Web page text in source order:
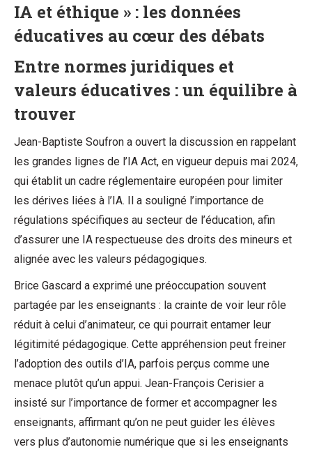
IA et éthique » : les données
éducatives au cœur des débats
Entre normes juridiques et
valeurs éducatives : un équilibre à
trouver
Jean-Baptiste Soufron a ouvert la discussion en rappelant
les grandes lignes de l’IA Act, en vigueur depuis mai 2024,
qui établit un cadre réglementaire européen pour limiter
les dérives liées à l’IA. Il a souligné l’importance de
régulations spécifiques au secteur de l’éducation, afin
d’assurer une IA respectueuse des droits des mineurs et
alignée avec les valeurs pédagogiques.
Brice Gascard a exprimé une préoccupation souvent
partagée par les enseignants : la crainte de voir leur rôle
réduit à celui d’animateur, ce qui pourrait entamer leur
légitimité pédagogique. Cette appréhension peut freiner
l’adoption des outils d’IA, parfois perçus comme une
menace plutôt qu’un appui. Jean-François Cerisier a
insisté sur l’importance de former et accompagner les
enseignants, affirmant qu’on ne peut guider les élèves
vers plus d’autonomie numérique que si les enseignants